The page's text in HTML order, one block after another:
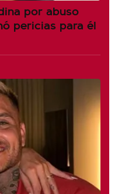
por abuso
pericias para él